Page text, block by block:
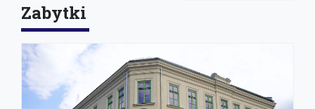
Zabytki